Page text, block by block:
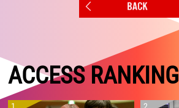
ACCESS RANKING